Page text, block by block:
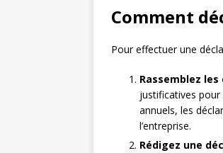
Comment
Pour effectuer une
Rassemblez
justificatives
annuels, les
l’entreprise.
Rédigez une